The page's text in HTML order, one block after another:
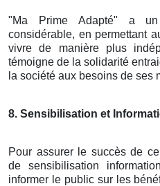
"Ma Prime Adapté" a
considérable, en permettant
vivre de manière plus
témoigne de la solidarité
la société aux besoins de ses
8. Sensibilisation et
Pour assurer le succès de
de sensibilisation
informer le public sur les